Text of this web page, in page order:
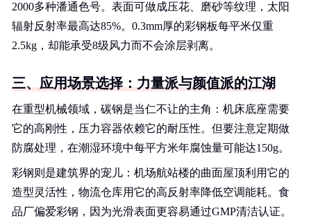
2000多种潘通色号。表面可做成压花、磨砂等纹理，太阳
辐射反射率最高达85%。0.3mm厚的彩钢板每平米仅重
2.5kg，却能承受8级风力而不会涂层剥离。
三、应用场景选择：力量派与颜值派的江湖
在重型机械领域，碳钢是当仁不让的主角：机床底座需要
它的高刚性，压力容器依赖它的耐压性。但要注意定期做
防腐处理，在潮湿环境中每平方米年腐蚀量可能达150g。
彩钢则是建筑界的宠儿：机场航站楼的曲面屋顶利用它的
造型灵活性，物流仓库用它的高反射率降低空调能耗。食
品厂偏爱彩钢，因为光滑表面更容易通过GMP清洁认证。